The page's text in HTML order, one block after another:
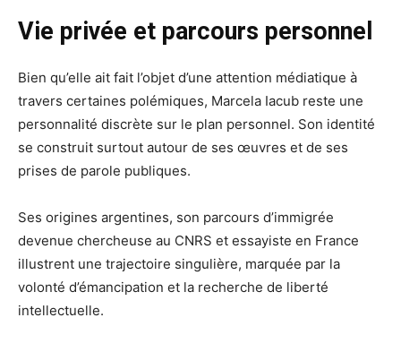
Vie privée et parcours personnel
Bien qu’elle ait fait l’objet d’une attention médiatique à
travers certaines polémiques, Marcela Iacub reste une
personnalité discrète sur le plan personnel. Son identité
se construit surtout autour de ses œuvres et de ses
prises de parole publiques.
Ses origines argentines, son parcours d’immigrée
devenue chercheuse au CNRS et essayiste en France
illustrent une trajectoire singulière, marquée par la
volonté d’émancipation et la recherche de liberté
intellectuelle.